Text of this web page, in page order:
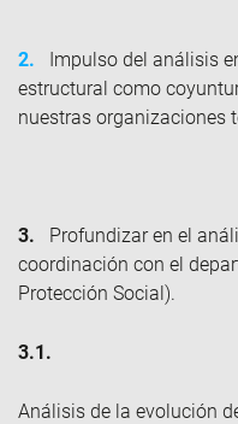
2.
Impulso del análisis
estructural como
nuestras organizaciones
3.
Profundizar en el
coordinación con el
Protección Social).
3.1.
Análisis de la evolución